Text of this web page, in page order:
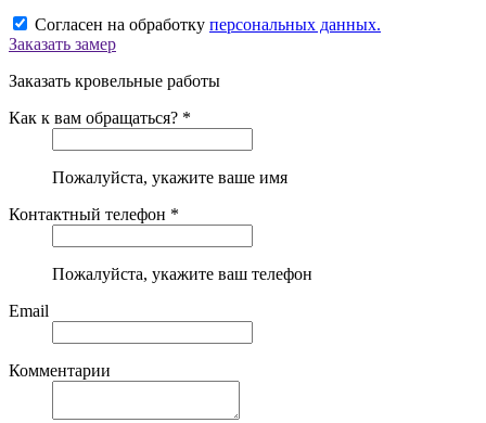
Согласен на обработку персональных данных.
Заказать замер
Заказать кровельные работы
Как к вам обращаться? *
Пожалуйста, укажите ваше имя
Контактный телефон *
Пожалуйста, укажите ваш телефон
Email
Комментарии